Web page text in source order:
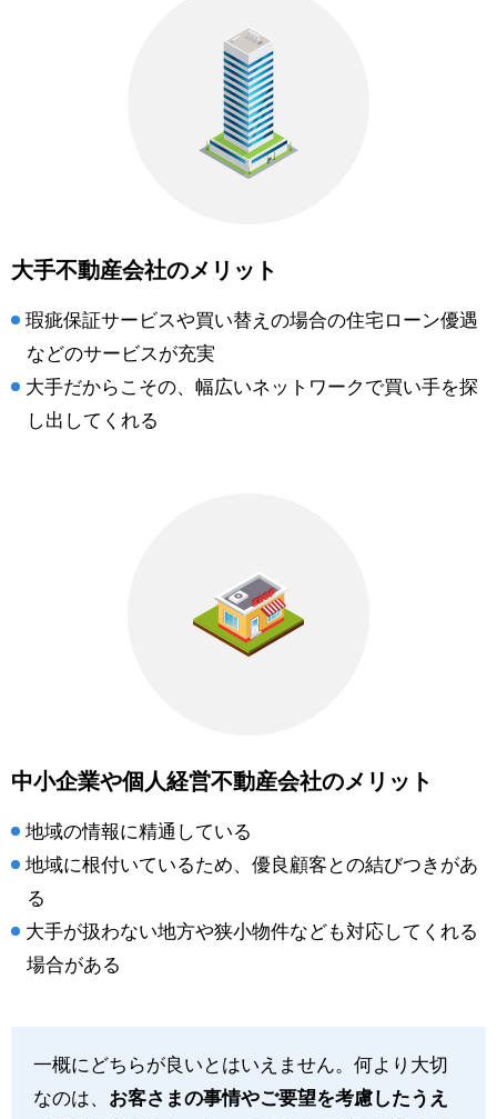
大手不動産会社のメリット
瑕疵保証サービスや買い替えの場合の住宅ローン優遇
などのサービスが充実
大手だからこその、幅広いネットワークで買い手を探
し出してくれる
中小企業や個人経営不動産会社のメリット
地域の情報に精通している
地域に根付いているため、優良顧客との結びつきがあ
る
大手が扱わない地方や狭小物件なども対応してくれる
場合がある
一概にどちらが良いとはいえません。何より大切
なのは、 お客さまの事情やご要望を考慮したうえ